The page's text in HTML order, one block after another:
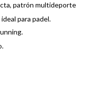
patrón multideporte
para padel.